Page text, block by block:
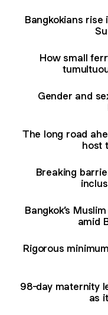
Bangkokians rise
How small
Gender and
The long road
host
Breaking
Bangkok’s
amid
Rigorous
98-day maternity
as